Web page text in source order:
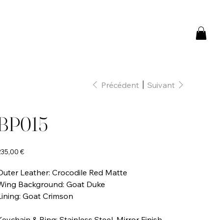
Précédent Suivant
€
Leather: Crocodile Red Matte
Background: Goat Duke
Goat Crimson